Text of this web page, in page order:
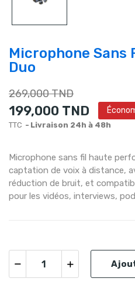
Microphone Sans
Duo
269,000 TND
199,000 TND
TTC Livraison 24h à 48h
Microphone sans fil haute
captation de voix à distance,
réduction de bruit, et
pour les vidéos, interviews,